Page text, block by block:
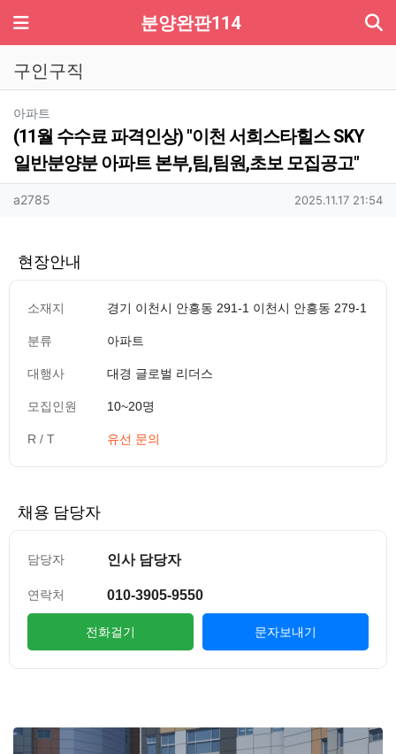
메뉴 분양완판114
구인구직
아파트
(11월 수수료 파격인상) "이천 서희스타힐스 SKY
일반분양분 아파트 본부,팀,팀원,초보 모집공고"
작성자 정보
a2785 작성일
2025.11.17 21:54
현장안내
소재지 경기 이천시 안흥동 291-1 이천시 안흥동 279-1
분류 아파트
대행사 대경 글로벌 리더스
모집인원 10~20명
R / T 유선 문의
채용 담당자
담당자 인사 담당자
연락처 010-3905-9550
전화걸기 문자보내기
본문